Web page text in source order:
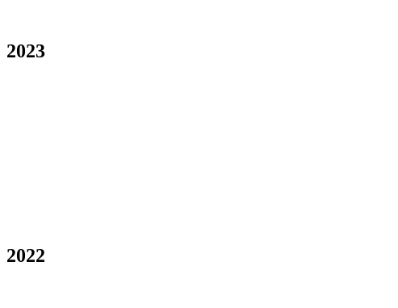
2023
2022